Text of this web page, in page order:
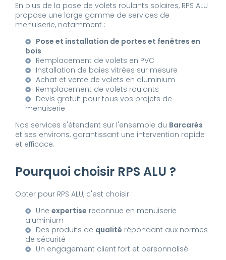
En plus de la pose de volets roulants solaires, RPS ALU
propose une large gamme de services de
menuiserie, notamment :
Pose et installation de portes et fenêtres en
bois
Remplacement de volets en PVC
Installation de baies vitrées sur mesure
Achat et vente de volets en aluminium
Remplacement de volets roulants
Devis gratuit pour tous vos projets de
menuiserie
Nos services s'étendent sur l'ensemble du Barcarès
et ses environs, garantissant une intervention rapide
et efficace.
Pourquoi choisir RPS ALU ?
Opter pour RPS ALU, c'est choisir :
Une expertise reconnue en menuiserie
aluminium
Des produits de qualité répondant aux normes
de sécurité
Un engagement client fort et personnalisé